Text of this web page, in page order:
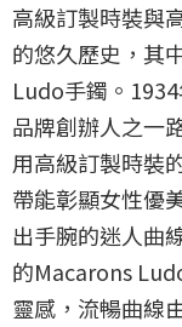
高級訂製時裝與
的悠久歷史，其
Ludo手鐲。
品牌創辦人之一
用高級訂製時裝
帶能彰顯女性優
出手腕的迷人曲
的Macarons
靈感，流暢曲線